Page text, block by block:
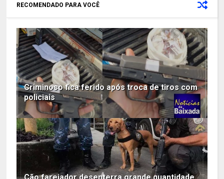
RECOMENDADO PARA VOCÊ
Criminoso fica ferido após troca de tiros com
policiais